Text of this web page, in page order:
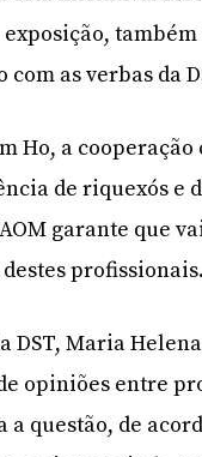
com as verbas da
Ho, a
de riquexós e
garante que
profissionais.
DST, Maria
opiniões entre
a questão, de